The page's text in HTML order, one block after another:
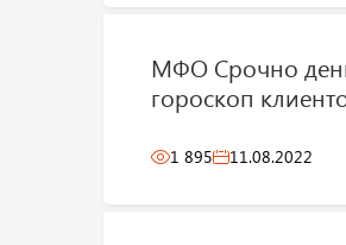
МФО Срочно
гороскоп
1 895 11.08.2022